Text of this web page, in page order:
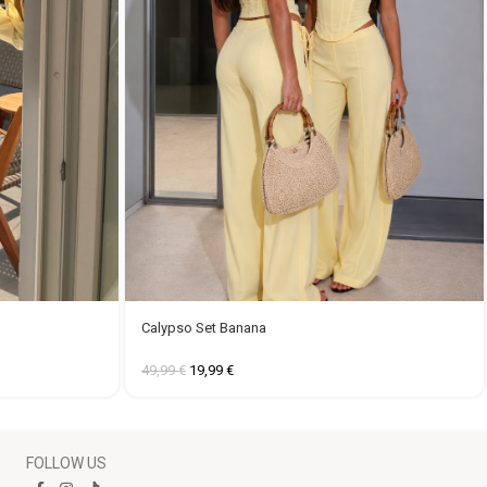
Calypso Set Banana
49,99€ 19,99 €
FOLLOW US